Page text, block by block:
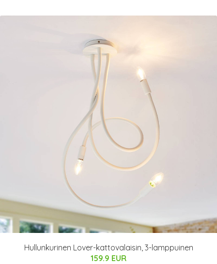
Hullunkurinen Lover-kattovalaisin, 3-lamppuinen
159.9 EUR